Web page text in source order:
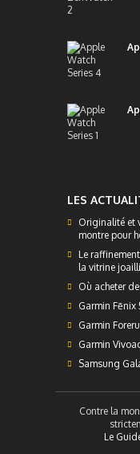
LES
Originalité et
montre pour
Le
la vitrine
Où acheter
Garmin Fēnix
Garmin
Garmin
Samsung
Contre la
Le